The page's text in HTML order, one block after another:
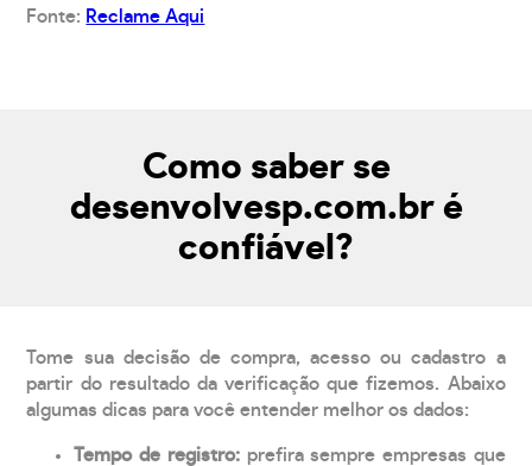
Fonte: Reclame Aqui
Como saber se
desenvolvesp.com.br é
confiável?
Tome sua decisão de compra, acesso ou cadastro a
partir do resultado da verificação que fizemos. Abaixo
algumas dicas para você entender melhor os dados:
Tempo de registro: prefira sempre empresas que